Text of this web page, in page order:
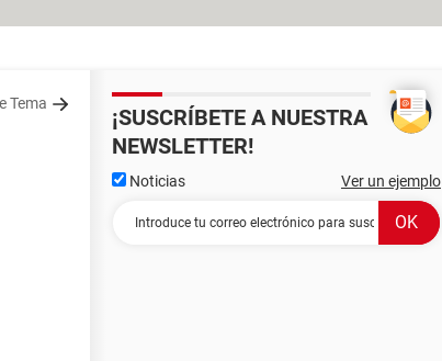
Tema
¡SUSCRÍBETE A NUESTRA
NEWSLETTER!
Noticias Ver un ejemplo